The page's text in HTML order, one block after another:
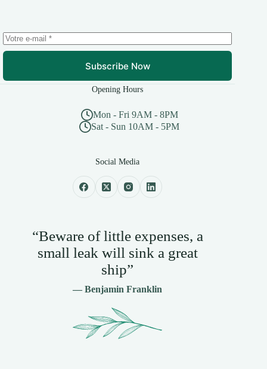
Subscribe Now
Opening Hours
Mon - Fri 9AM - 8PM
Sat - Sun 10AM - 5PM
Social Media
“Beware of little expenses, a
small leak will sink a great
ship”
— Benjamin Franklin